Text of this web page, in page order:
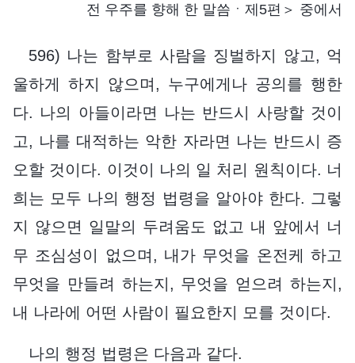
전 우주를 향해 한 말씀ㆍ제5편＞ 중에서
596) 나는 함부로 사람을 징벌하지 않고, 억
울하게 하지 않으며, 누구에게나 공의를 행한
다. 나의 아들이라면 나는 반드시 사랑할 것이
고, 나를 대적하는 악한 자라면 나는 반드시 증
오할 것이다. 이것이 나의 일 처리 원칙이다. 너
희는 모두 나의 행정 법령을 알아야 한다. 그렇
지 않으면 일말의 두려움도 없고 내 앞에서 너
무 조심성이 없으며, 내가 무엇을 온전케 하고
무엇을 만들려 하는지, 무엇을 얻으려 하는지,
내 나라에 어떤 사람이 필요한지 모를 것이다.
나의 행정 법령은 다음과 같다.